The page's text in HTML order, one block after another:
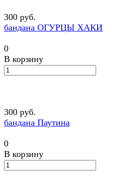
300 руб.
бандана ОГУРЦЫ ХАКИ
0
В корзину
300 руб.
бандана Паутина
0
В корзину